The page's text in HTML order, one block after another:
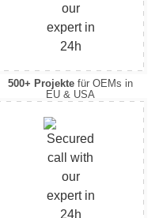
500+ Projekte für OEMs in
EU & USA